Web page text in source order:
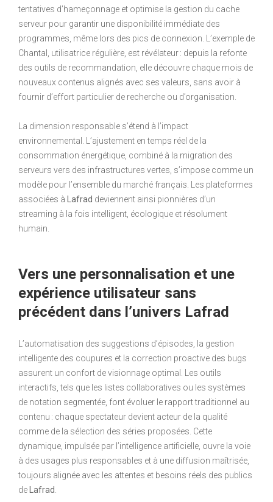
tentatives d’hameçonnage et optimise la gestion du cache
serveur pour garantir une disponibilité immédiate des
programmes, même lors des pics de connexion. L’exemple de
Chantal, utilisatrice régulière, est révélateur : depuis la refonte
des outils de recommandation, elle découvre chaque mois de
nouveaux contenus alignés avec ses valeurs, sans avoir à
fournir d’effort particulier de recherche ou d’organisation.
La dimension responsable s’étend à l’impact
environnemental. L’ajustement en temps réel de la
consommation énergétique, combiné à la migration des
serveurs vers des infrastructures vertes, s’impose comme un
modèle pour l’ensemble du marché français. Les plateformes
associées à
Lafrad deviennent ainsi pionnières d’un
streaming à la fois intelligent, écologique et résolument
humain.
Vers une personnalisation et une
expérience utilisateur sans
précédent dans l’univers Lafrad
L’automatisation des suggestions d’épisodes, la gestion
intelligente des coupures et la correction proactive des bugs
assurent un confort de visionnage optimal. Les outils
interactifs, tels que les listes collaboratives ou les systèmes
de notation segmentée, font évoluer le rapport traditionnel au
contenu : chaque spectateur devient acteur de la qualité
comme de la sélection des séries proposées. Cette
dynamique, impulsée par l’intelligence artificielle, ouvre la voie
à des usages plus responsables et à une diffusion maîtrisée,
toujours alignée avec les attentes et besoins réels des publics
de
Lafrad